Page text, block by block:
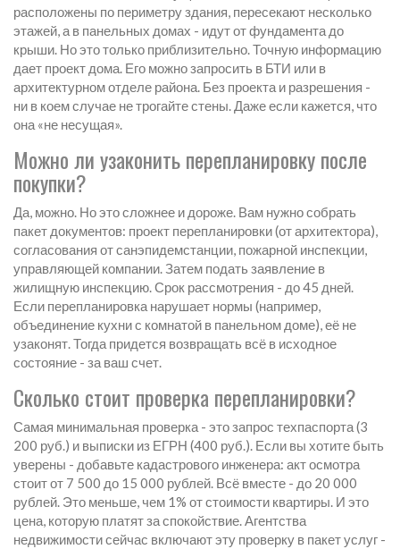
расположены по периметру здания, пересекают несколько
этажей, а в панельных домах - идут от фундамента до
крыши. Но это только приблизительно. Точную информацию
дает проект дома. Его можно запросить в БТИ или в
архитектурном отделе района. Без проекта и разрешения -
ни в коем случае не трогайте стены. Даже если кажется, что
она «не несущая».
Можно ли узаконить перепланировку после
покупки?
Да, можно. Но это сложнее и дороже. Вам нужно собрать
пакет документов: проект перепланировки (от архитектора),
согласования от санэпидемстанции, пожарной инспекции,
управляющей компании. Затем подать заявление в
жилищную инспекцию. Срок рассмотрения - до 45 дней.
Если перепланировка нарушает нормы (например,
объединение кухни с комнатой в панельном доме), её не
узаконят. Тогда придется возвращать всё в исходное
состояние - за ваш счет.
Сколько стоит проверка перепланировки?
Самая минимальная проверка - это запрос техпаспорта (3
200 руб.) и выписки из ЕГРН (400 руб.). Если вы хотите быть
уверены - добавьте кадастрового инженера: акт осмотра
стоит от 7 500 до 15 000 рублей. Всё вместе - до 20 000
рублей. Это меньше, чем 1% от стоимости квартиры. И это
цена, которую платят за спокойствие. Агентства
недвижимости сейчас включают эту проверку в пакет услуг -